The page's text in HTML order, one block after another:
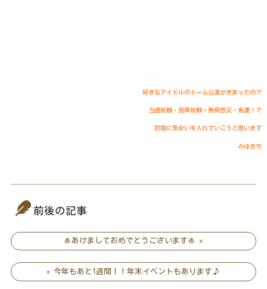
好きなアイドルのドーム公演がきまったので
当選祈願・良席祈願・無病息災・金運！で
初詣に気合いを入れていこうと思います
みゆきち
前後の記事
🎍あけましておめでとうございます🎍 »
« 今年もあと1週間！！年末イベントもあります♪